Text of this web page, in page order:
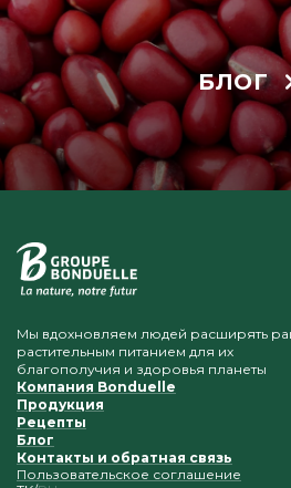
БЛОГ
Мы вдохновляем людей расширять
растительным питанием для их
благополучия и здоровья планеты
Компания Bonduelle
Продукция
Рецепты
Блог
Контакты и обратная связь
Пользовательское соглашение